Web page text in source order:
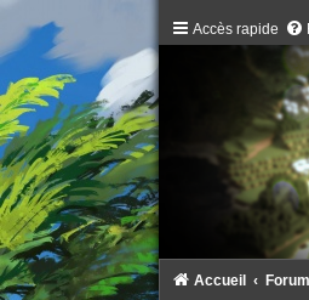
Accès rapide
Accueil Forum